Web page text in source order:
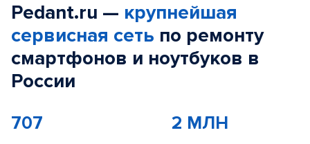
Pedant.ru — крупнейшая
сервисная сеть по ремонту
смартфонов и ноутбуков в
России
707 2 МЛН